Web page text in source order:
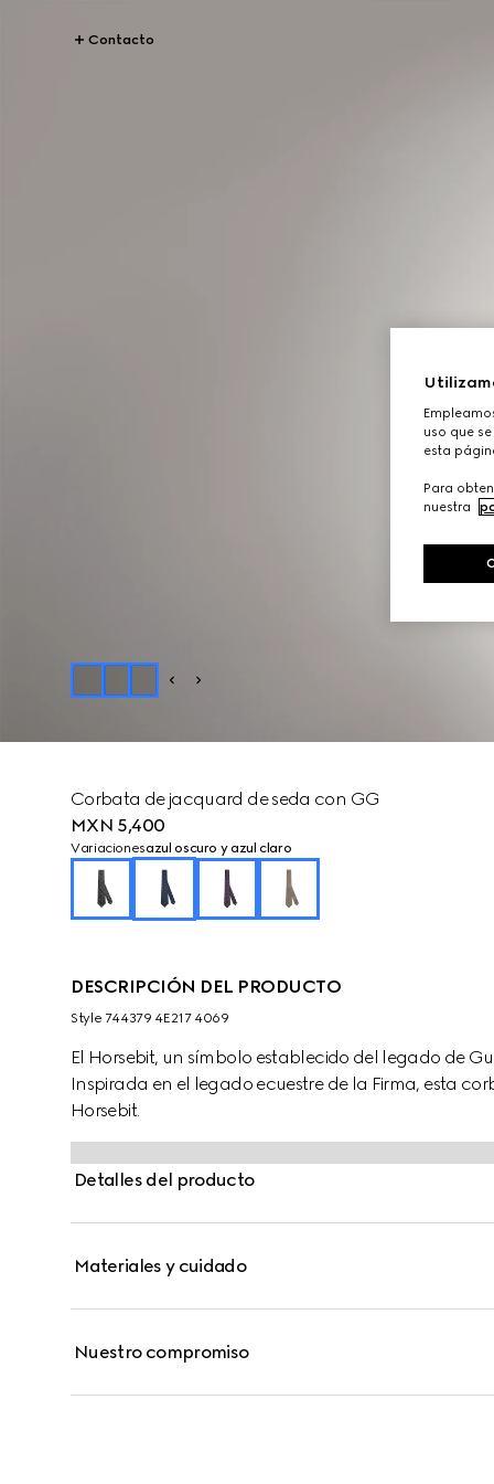
Contacto
Corbata de jacquard de seda con GG
MXN 5,400
Variacionesazul oscuro y azul claro
DESCRIPCIÓN DEL PRODUCTO
Style ‎744379 4E217 4069
El Horsebit, un símbolo establecido del legado de
Inspirada en el legado ecuestre de la Firma, esta
Horsebit.
Detalles del producto
Materiales y cuidado
Nuestro compromiso
uso que
esta
Para
nuestra